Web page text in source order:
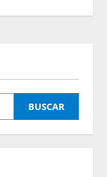
BUSCAR